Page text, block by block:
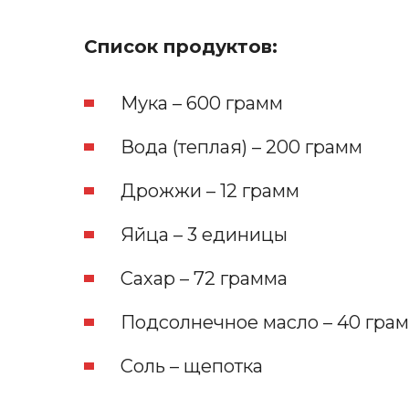
Список продуктов:
Мука – 600 грамм
Вода (теплая) – 200 грамм
Дрожжи – 12 грамм
Яйца – 3 единицы
Сахар – 72 грамма
Подсолнечное масло – 40
Соль – щепотка